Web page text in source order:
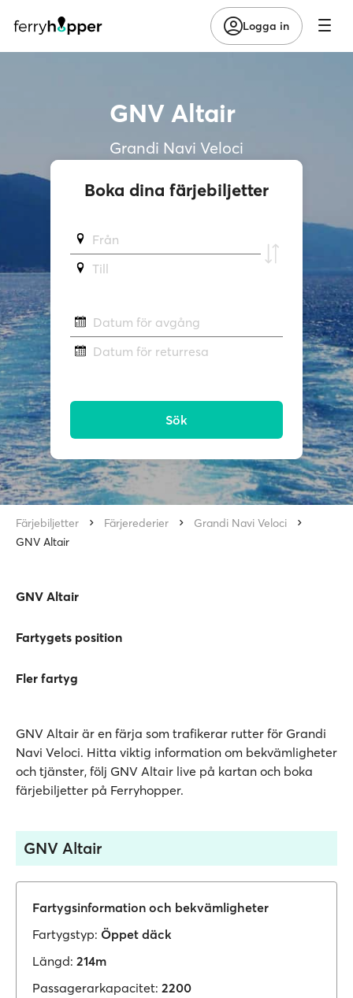
Logga in
GNV Altair
Grandi Navi Veloci
Boka dina färjebiljetter
Från
Till
Datum för avgång
Datum för returresa
Sök
Färjebiljetter Färjerederier
Grandi Navi Veloci
GNV Altair
GNV Altair
Fartygets position
Fler fartyg
GNV Altair är en färja som trafikerar rutter för Grandi
Navi Veloci. Hitta viktig information om bekvämligheter
och tjänster, följ GNV Altair live på kartan och boka
färjebiljetter på Ferryhopper.
GNV Altair
Fartygsinformation och bekvämligheter
Fartygstyp: Öppet däck
Längd: 214m
Passagerarkapacitet: 2200